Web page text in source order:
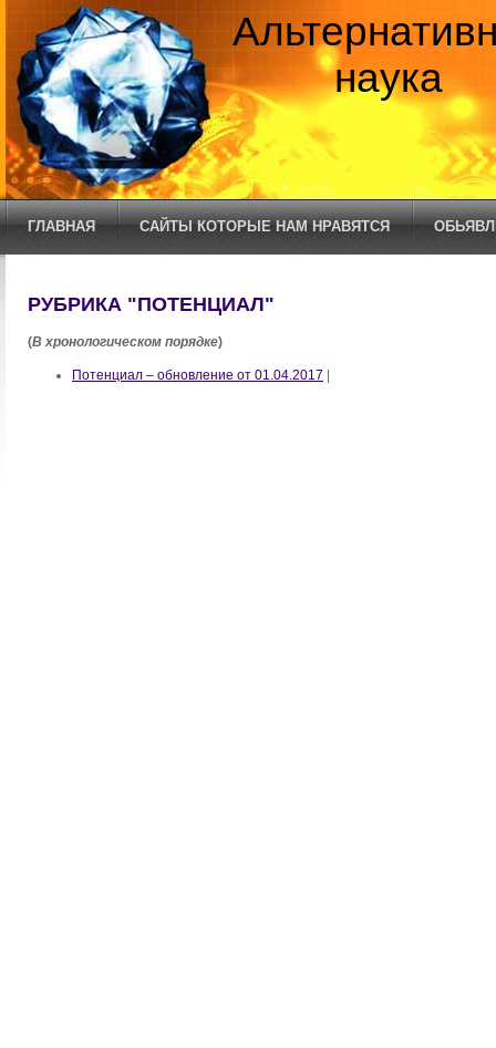
наука
ГЛАВНАЯ САЙТЫ КОТОРЫЕ НАМ НРАВЯТСЯ
РУБРИКА "ПОТЕНЦИАЛ"
(В хронологическом порядке)
Потенциал – обновление от 01.04.2017